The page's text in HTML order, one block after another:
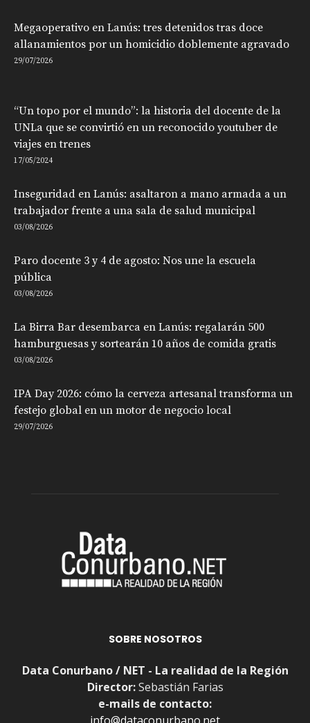
Megaoperativo en Lanús: tres detenidos tras doce
allanamientos por un homicidio doblemente agravado
29/07/2026
“Un topo por el mundo”: la historia del docente de la
UNLa que se convirtió en un reconocido youtuber de
viajes en trenes
17/05/2024
Inseguridad en Lanús: asaltaron a mano armada a un
trabajador frente a una sala de salud municipal
03/08/2026
Paro docente 3 y 4 de agosto: Nos une la escuela
pública
03/08/2026
La Birra Bar desembarca en Lanús: regalarán 500
hamburguesas y sortearán 10 años de comida gratis
03/08/2026
IPA Day 2026: cómo la cerveza artesanal transforma un
festejo global en un motor de negocio local
29/07/2026
SOBRE NOSOTROS
Data Conurbano / NET - La realidad de la Región
Director:Sebastián Farias
e-mails de contacto: